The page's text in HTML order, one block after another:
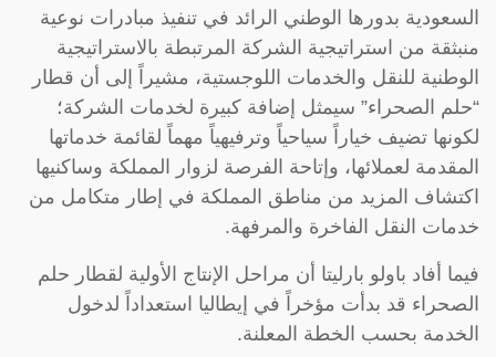
السعودية بدورها الوطني الرائد في تنفيذ مبادرات نوعية
منبثقة من استراتيجية الشركة المرتبطة بالاستراتيجية
الوطنية للنقل والخدمات اللوجستية، مشيراً إلى أن قطار
“حلم الصحراء” سيمثل إضافة كبيرة لخدمات الشركة؛
لكونها تضيف خياراً سياحياً وترفيهياً مهماً لقائمة خدماتها
المقدمة لعملائها، وإتاحة الفرصة لزوار المملكة وساكنيها
اكتشاف المزيد من مناطق المملكة في إطار متكامل من
خدمات النقل الفاخرة والمرفهة.
فيما أفاد باولو بارليتا أن مراحل الإنتاج الأولية لقطار حلم
الصحراء قد بدأت مؤخراً في إيطاليا استعداداً لدخول
الخدمة بحسب الخطة المعلنة.